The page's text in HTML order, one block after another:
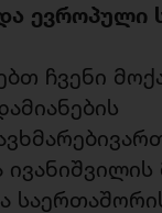
ევროპული
ჩვენი